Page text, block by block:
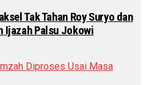
Tak Tahan Roy Suryo dan
Ijazah Palsu Jokowi